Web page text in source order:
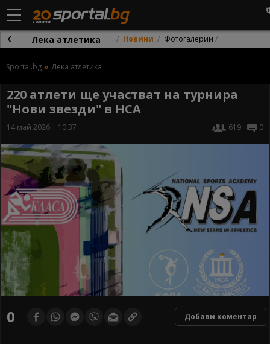
Лека атлетика Новини Фотогалерии
Sportal.bg Лека атлетика
220 атлети ще участват на турнира
"Нови звезди" в НСА
14 май 2026 | 10:37 619 0
0 Добави коментар